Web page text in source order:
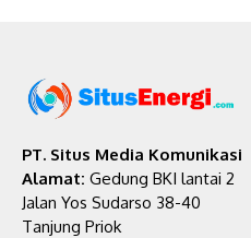
PT. Situs Media Komunikasi
Alamat: Gedung BKI lantai 2
Jalan Yos Sudarso 38-40
Tanjung Priok